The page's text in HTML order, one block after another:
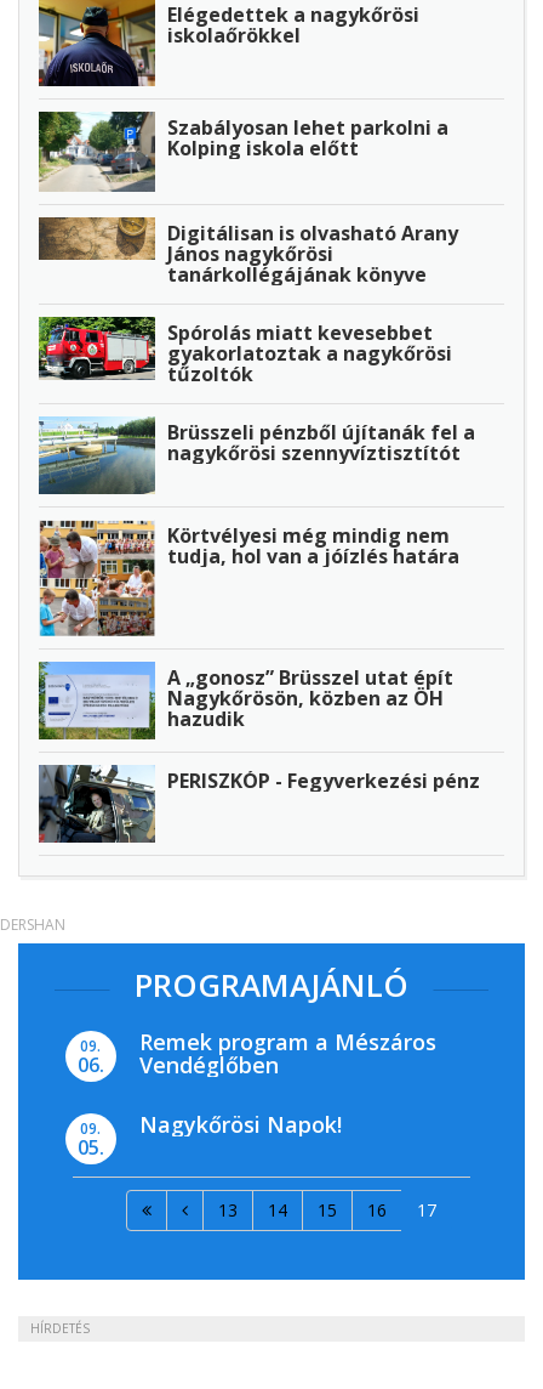
Elégedettek a nagykőrösi
iskolaőrökkel
Szabályosan lehet parkolni a
Kolping iskola előtt
Digitálisan is olvasható Arany
János nagykőrösi
tanárkollégájának könyve
Spórolás miatt kevesebbet
gyakorlatoztak a nagykőrösi
tűzoltók
Brüsszeli pénzből újítanák fel a
nagykőrösi szennyvíztisztítót
Körtvélyesi még mindig nem
tudja, hol van a jóízlés határa
A „gonosz” Brüsszel utat épít
Nagykőrösön, közben az ÖH
hazudik
PERISZKÓP - Fegyverkezési pénz
PROGRAMAJÁNLÓ
09.
06.
Remek program a Mészáros
Vendéglőben
09.
05.
Nagykőrösi Napok!
13 14 15 16 17
HÍRDETÉS
DERSHAN